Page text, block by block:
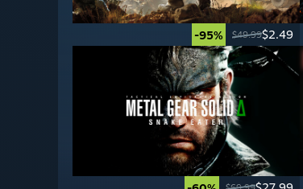
-95% $49.99$2.49